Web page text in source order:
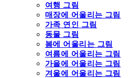
여행 그림
매장에 어울리는 그림
가족 연인 그림
동물 그림
봄에 어울리는 그림
여름에 어울리는 그림
가을에 어울리는 그림
겨울에 어울리는 그림